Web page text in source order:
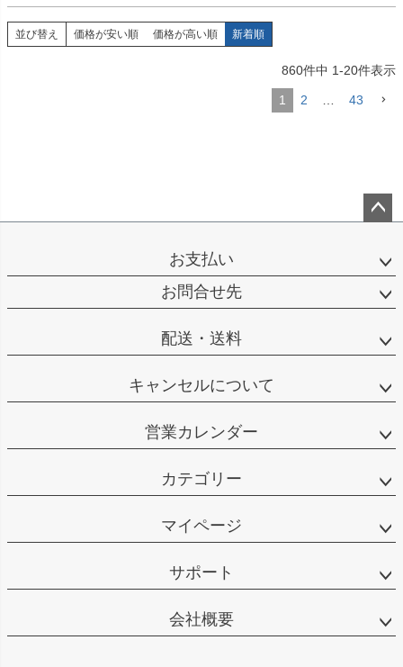
並び替え 価格が安い順 価格が高い順 新着順
860件中 1-20件表示
1 2 43
ップ
お支払い
お問合せ先
配送・送料
キャンセルについて
営業カレンダー
カテゴリー
マイページ
サポート
会社概要